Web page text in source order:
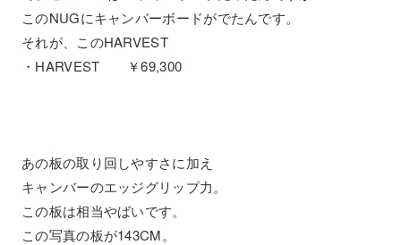
このNUGにキャンバーボードがでたんです。
それが、このHARVEST
・HARVEST ￥69,300
あの板の取り回しやすさに加え
キャンバーのエッジグリップ力。
この板は相当やばいです。
この写真の板が143CM。